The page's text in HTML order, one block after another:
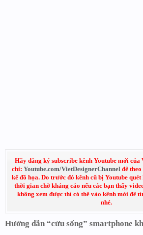
Hãy đăng ký subscribe kênh Youtube mới
chỉ: Youtube.com/VietDesignerChannel để
kế đồ họa. Do trước đó kênh cũ bị Youtube
thời gian chờ kháng cáo nếu các bạn thấy
không xem được thì có thể vào kênh mới để
nhé.
Hướng dẫn “cứu sống” smartphone